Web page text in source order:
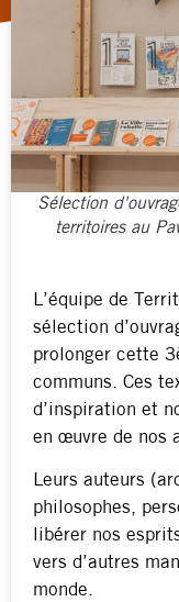
Sélection
territoires au
L’équipe de
sélection
prolonger cette
communs. Ces
d’inspiration et
en œuvre de nos
Leurs auteurs
philosophes,
libérer nos
vers d’autres
monde.